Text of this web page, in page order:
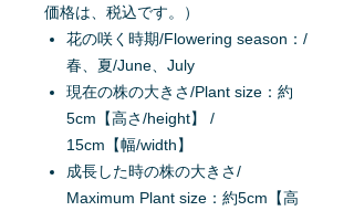
価格は、税込です。）
花の咲く時期/Flowering season：/
春、夏/June、July
現在の株の大きさ/Plant size：約
5cm【高さ/height】 /
15cm【幅/width】
成長した時の株の大きさ/
Maximum Plant size：約5cm【高